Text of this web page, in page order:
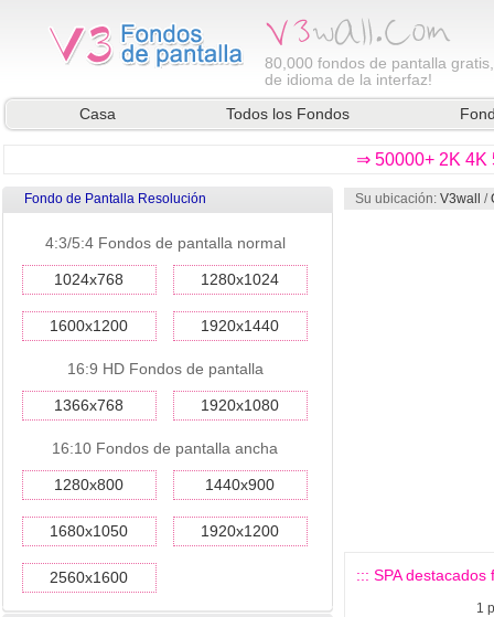
80,000 fondos de pantalla
de idioma de la interfaz!
Casa
Todos los Fondos
⇒ 50000+ 2K 4K
Fondo de Pantalla Resolución
4:3/5:4 Fondos de pantalla normal
1024x768 1280x1024
1600x1200 1920x1440
16:9 HD Fondos de pantalla
1366x768 1920x1080
16:10 Fondos de pantalla ancha
1280x800 1440x900
1680x1050 1920x1200
2560x1600
Su ubicación: V3wall /
::: SPA
1